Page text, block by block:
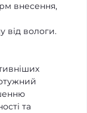
внесення,
від вологи.
та